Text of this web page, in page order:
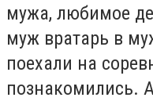
мужа, любимое
муж вратарь в
поехали на
познакомились.